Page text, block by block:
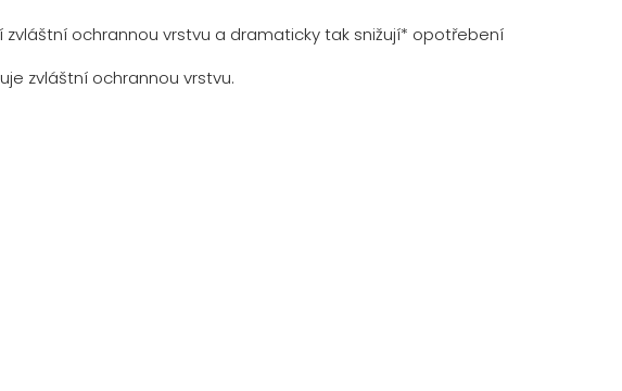
ochrannou vrstvu a dramaticky tak snižují* opotřebení
zvláštní ochrannou vrstvu.